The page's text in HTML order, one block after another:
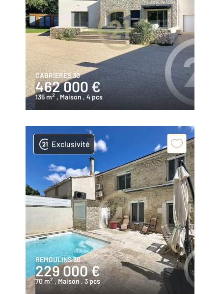
CABRIERES 30
462 000 €
135 m2 , Maison , 4 pcs
Exclusivité
REMOULINS 30
229 000 €
70 m2 , Maison , 3 pcs